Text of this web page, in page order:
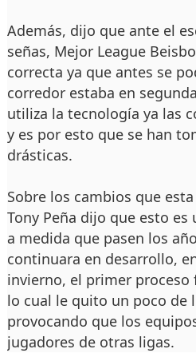
Además, dijo que ante el
señas, Mejor League
correcta ya que antes se
corredor estaba en
utiliza la tecnología ya las
y es por esto que se han
drásticas.
Sobre los cambios que
Tony Peña dijo que esto
a medida que pasen los
continuara en desarrollo,
invierno, el primer
lo cual le quito un poco de
provocando que los
jugadores de otras ligas.